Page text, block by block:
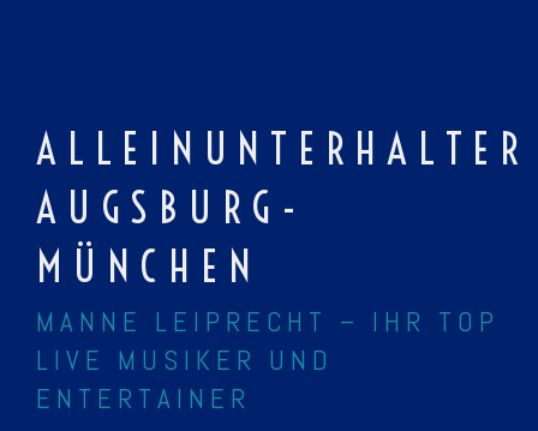
ALLEINUNTERHALTER
AUGSBURG-
MÜNCHEN
MANNE LEIPRECHT – IHR TOP
LIVE MUSIKER UND
ENTERTAINER